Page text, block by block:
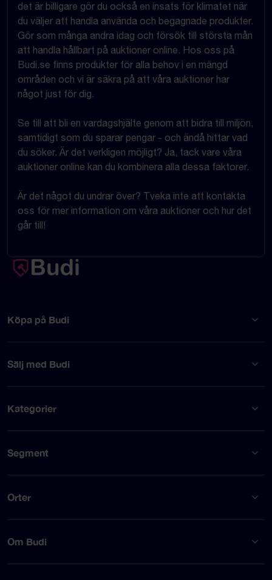
det är billigare gör du också en insats för klimatet när
du väljer att handla använda och begagnade produkter.
Gör som många andra idag och försök till största mån
att handla hållbart på auktioner online. Hos oss på
Budi.se finns produkter för alla behov i en mängd
områden och vi är säkra på att våra auktioner har
något just för dig.
Se till att bli en vardagshjälte genom att bidra till miljön,
samtidigt som du sparar pengar - och ändå hittar vad
du söker. Är det verkligen möjligt? Ja, tack vare våra
auktioner online kan du kombinera alla dessa faktorer.
Är det något du undrar över? Tveka inte att kontakta
oss för mer information om våra auktioner och hur det
går till!
Köpa på Budi
Sälj med Budi
Kategorier
Segment
Orter
Om Budi